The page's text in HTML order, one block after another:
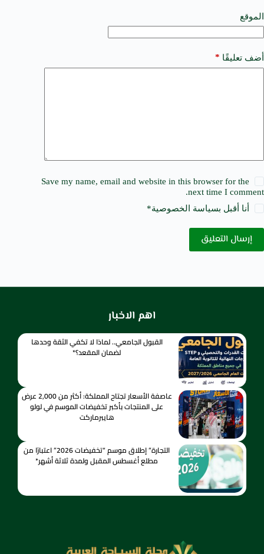
الموقع
أضف تعليقًا *
Save my name, email and website in this browser for the
next time I comment.
أنا أقبل بسياسة الخصوصية*
إرسال التعليق
e
:
اهم الاخبار
القبول الجامعي.. لماذا لا تكفي الثقة وحدها
لضمان المقعد؟*
عاصفة الأسعار تجتاح المملكة: أكثر من 2,000 عرض
على المنتجات بأكبر تخفيضات الموسم في لولو
هايبرماركت
التجارة” إطلاق موسم “تخفيضات 2026” اعتبارًا من
مطلع أغسطس المقبل ولمدة ثلاثة أشهر*